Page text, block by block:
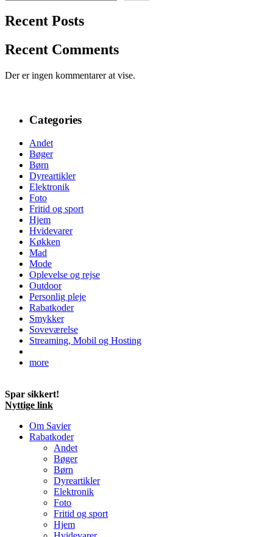
Recent Posts
Recent Comments
Der er ingen kommentarer at vise.
Categories
Andet
Bøger
Børn
Dyreartikler
Elektronik
Foto
Fritid og sport
Hjem
Hvidevarer
Køkken
Mad
Mode
Oplevelse og rejse
Outdoor
Personlig pleje
Rabatkoder
Smykker
Soveværelse
Streaming, Mobil og Hosting
more
Spar sikkert!
Nyttige link
Om Savier
Rabatkoder
Andet
Bøger
Børn
Dyreartikler
Elektronik
Foto
Fritid og sport
Hjem